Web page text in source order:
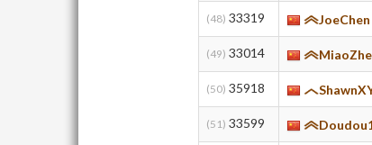
(48) 33319 JoeChen
(49) 33014
(50) 35918
(51) 33599